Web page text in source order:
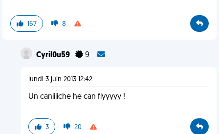
167 8
Cyril0u59 9
lundi 3 juin 2013 12:42
Un caniiiiche he can flyyyyy !
3 20